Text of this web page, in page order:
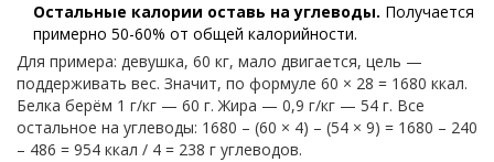
Остальные калории оставь на углеводы. Получается
примерно 50-60% от общей калорийности.
Для примера: девушка, 60 кг, мало двигается, цель —
поддерживать вес. Значит, по формуле 60 × 28 = 1680 ккал.
Белка берём 1 г/кг — 60 г. Жира — 0,9 г/кг — 54 г. Все
остальное на углеводы: 1680 – (60 × 4) – (54 × 9) = 1680 – 240
– 486 = 954 ккал / 4 = 238 г углеводов.